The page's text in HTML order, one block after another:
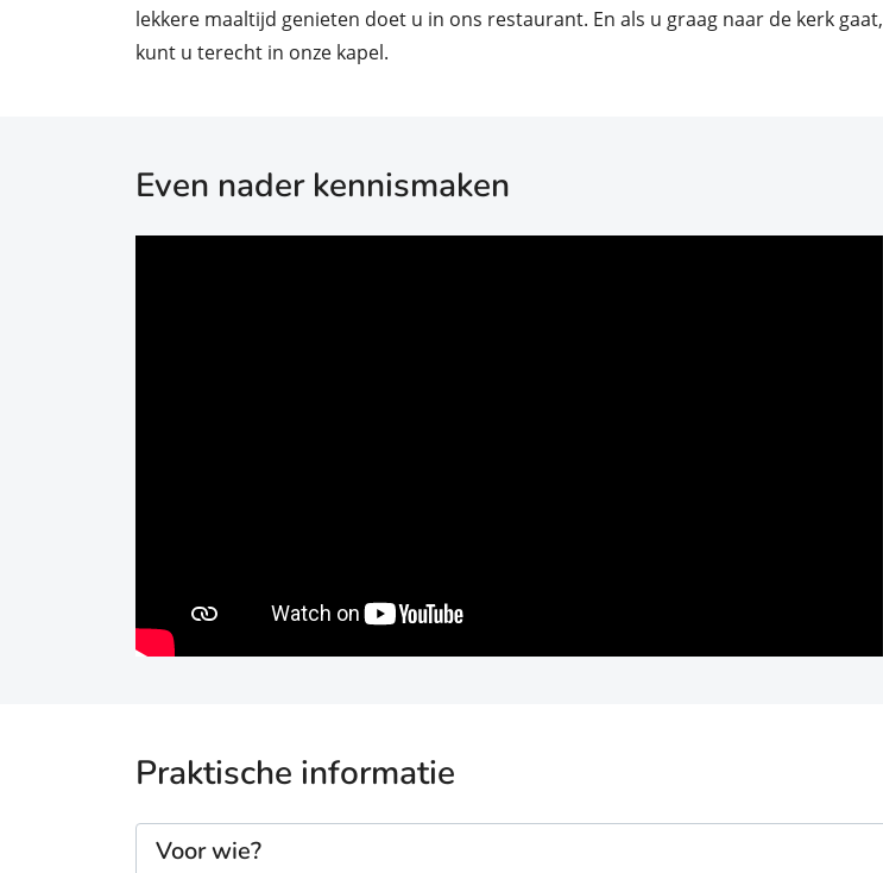
lekkere maaltijd genieten doet u in ons restaurant. En als u graag naar de kerk gaat,
kunt u terecht in onze kapel.
Even nader kennismaken
Praktische informatie
Voor wie?